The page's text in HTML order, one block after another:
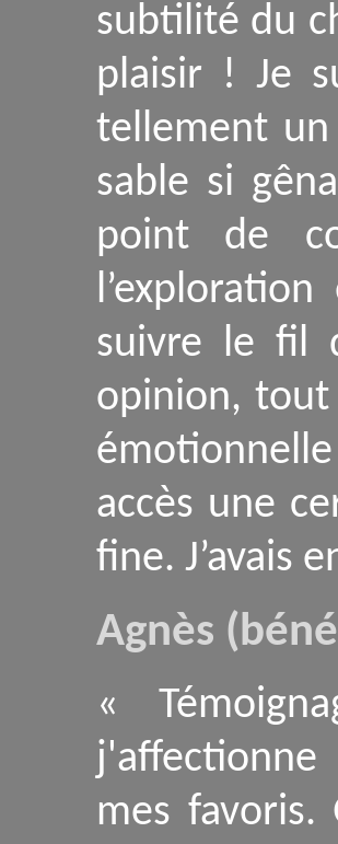
subtilité du
plaisir ! Je
tellement
sable si
point de
suivre le fil
opinion, tout
accès une
fine. J’avais
Agnès
«
mes